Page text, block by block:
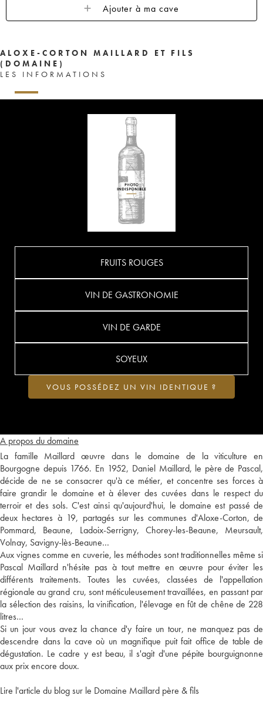
Ajouter à ma cave
ALOXE-CORTON MAILLARD ET FILS
(DOMAINE)
LES INFORMATIONS
A propos du domaine
La famille Maillard œuvre dans le domaine de la viticulture en
Bourgogne depuis 1766. En 1952, Daniel Maillard, le père de Pascal,
décide de ne se consacrer qu'à ce métier, et concentre ses forces à
faire grandir le domaine et à élever des cuvées dans le respect du
terroir et des sols. C'est ainsi qu'aujourd'hui, le domaine est passé de
deux hectares à 19, partagés sur les communes d'Aloxe-Corton, de
Pommard, Beaune, Ladoix-Serrigny, Chorey-les-Beaune, Meursault,
Volnay, Savigny-lès-Beaune…
Aux vignes comme en cuverie, les méthodes sont traditionnelles même si
Pascal Maillard n'hésite pas à tout mettre en œuvre pour éviter les
différents traitements. Toutes les cuvées, classées de l'appellation
régionale au grand cru, sont méticuleusement travaillées, en passant par
la sélection des raisins, la vinification, l'élevage en fût de chêne de 228
litres…
Si un jour vous avez la chance d'y faire un tour, ne manquez pas de
descendre dans la cave où un magnifique puit fait office de table de
dégustation. Le cadre y est beau, il s'agit d'une pépite bourguignonne
aux prix encore doux.
Lire l'article du blog sur le Domaine Maillard père & fils
FRUITS ROUGES
VIN DE GASTRONOMIE
VIN DE GARDE
SOYEUX
VOUS POSSÉDEZ UN VIN IDENTIQUE ?